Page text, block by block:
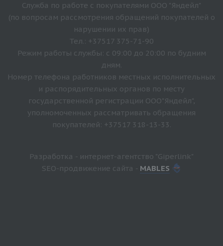
Служба по работе с покупателями ООО "Яндейл"
(по вопросам рассмотрения обращений покупателей о
нарушении их прав)
Тел.: +37517 375-71-90
Режим работы службы: с 09:00 до 20:00 по будним
дням.
Номер телефона работников местных исполнительных
и распорядительных органов по месту
государственной регистрации ООО"Яндейл",
уполномоченных рассматривать обращения
покупателей: +37517 318-13-33.
Разработка - интернет-агентство "Giperlink"
SEO-продвижение сайта - MABLES